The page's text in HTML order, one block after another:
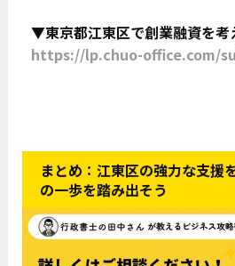
▼東京都江東区で創業融資を考
https://lp.chuo-office.com/
まとめ：江東区の強力な支援
の一歩を踏み出そう